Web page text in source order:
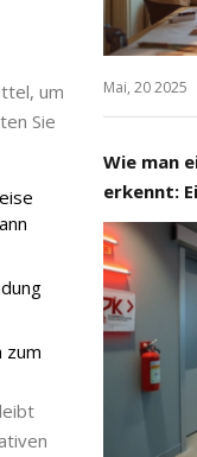
um
Sie
zum
Mai, 20 2025
Wie man
erkennt: